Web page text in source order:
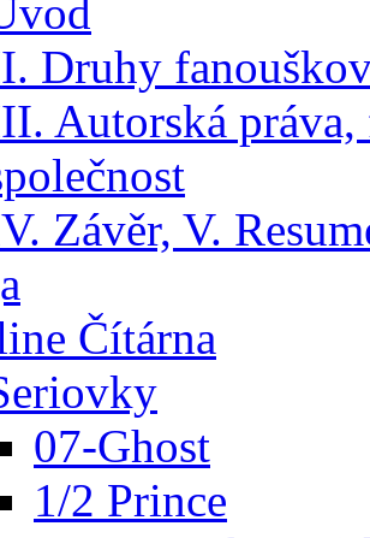
Druhy
Autorská práva,
Závěr, V.
Čítárna
07-Ghost
1/2 Prince